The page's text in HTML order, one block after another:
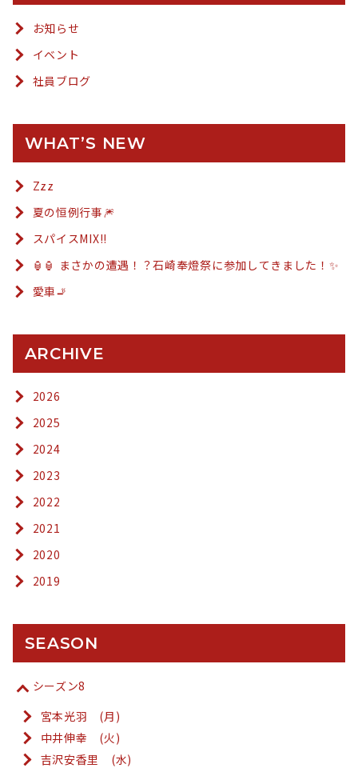
お知らせ
イベント
社員ブログ
WHAT’S NEW
Zzz
夏の恒例行事🎆
スパイスMIX!!
🏮🏮 まさかの遭遇！？石崎奉燈祭に参加してきました！✨
愛車🚬
ARCHIVE
2026
2025
2024
2023
2022
2021
2020
2019
SEASON
シーズン8
宮本光羽 (月)
中井伸幸 (火)
吉沢安香里 (水)